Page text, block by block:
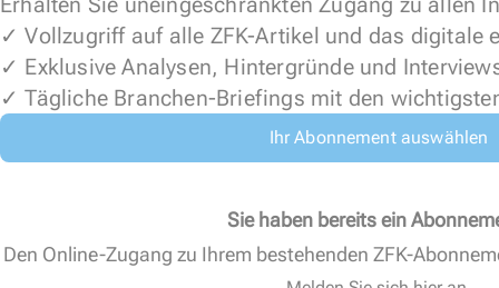
✓ Vollzugriff auf alle ZFK-Artikel und das digitale
✓ Exklusive Analysen, Hintergründe und
✓ Tägliche Branchen-Briefings mit den
Ihr Abonnement auswählen
Sie haben bereits ein
Den Online-Zugang zu Ihrem bestehenden ZFK-